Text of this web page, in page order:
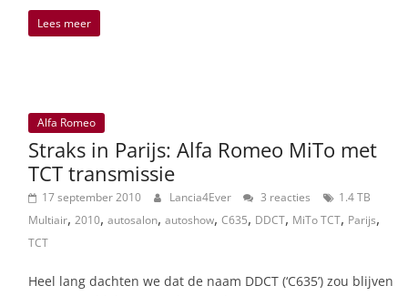
Lees meer
Alfa Romeo
Straks in Parijs: Alfa Romeo MiTo met
TCT transmissie
17 september 2010 Lancia4Ever 3 reacties
1.4 TB
Multiair, 2010, autosalon, autoshow, C635, DDCT, MiTo TCT, Parijs,
TCT
Heel lang dachten we dat de naam DDCT (‘C635’) zou blijven